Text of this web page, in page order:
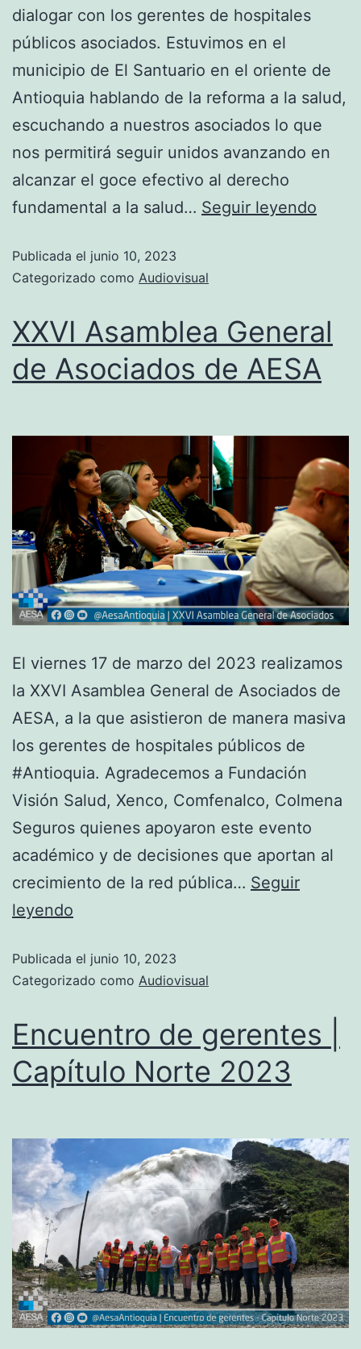
dialogar con los gerentes de hospitales
públicos asociados. Estuvimos en el
municipio de El Santuario en el oriente de
Antioquia hablando de la reforma a la salud,
escuchando a nuestros asociados lo que
nos permitirá seguir unidos avanzando en
alcanzar el goce efectivo al derecho
fundamental a la salud… Seguir leyendo
Publicada el junio 10, 2023
Categorizado como Audiovisual
XXVI Asamblea General
de Asociados de AESA
El viernes 17 de marzo del 2023 realizamos
la XXVI Asamblea General de Asociados de
AESA, a la que asistieron de manera masiva
los gerentes de hospitales públicos de
#Antioquia. Agradecemos a Fundación
Visión Salud, Xenco, Comfenalco, Colmena
Seguros quienes apoyaron este evento
académico y de decisiones que aportan al
crecimiento de la red pública… Seguir
leyendo
Publicada el junio 10, 2023
Categorizado como Audiovisual
Encuentro de gerentes |
Capítulo Norte 2023